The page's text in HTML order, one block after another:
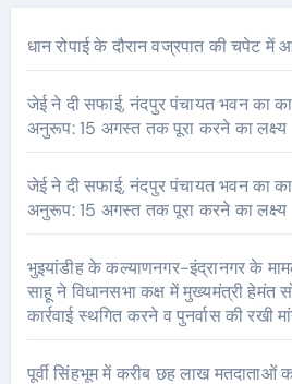
धान रोपाई के दौरान वज्रपात की चपेट में
जेई ने दी सफाई, नंदपुर पंचायत भवन का
अनुरूप: 15 अगस्त तक पूरा करने का लक्ष्य
जेई ने दी सफाई, नंदपुर पंचायत भवन का
अनुरूप: 15 अगस्त तक पूरा करने का लक्ष्य
भुइयांडीह के कल्याणनगर-इंद्रानगर के
साहू ने विधानसभा कक्ष में मुख्यमंत्री हेमंत
कार्रवाई स्थगित करने व पुनर्वास की रखी
पूर्वी सिंहभूम में करीब छह लाख